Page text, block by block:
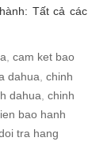
Tất cả các
cam ket bao
dahua chinh
dahua chinh
bao hanh
tra hang